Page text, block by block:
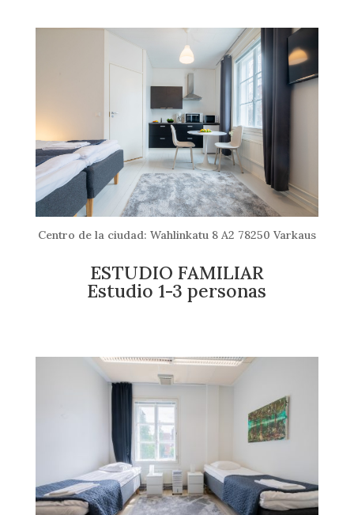
Centro de la ciudad: Wahlinkatu 8 A2 78250 Varkaus
ESTUDIO FAMILIAR
Estudio 1-3 personas